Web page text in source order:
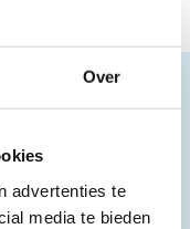
Over
advertenties te
media te bieden